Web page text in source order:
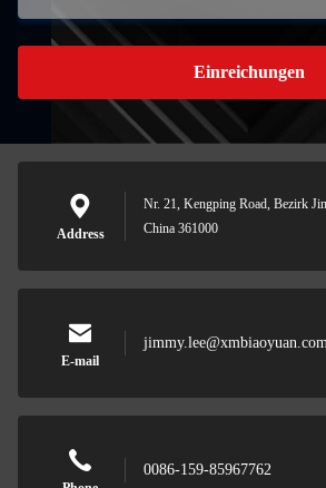
Einreichungen
Address
Nr. 21, Kengping Road, Bezirk
China 361000
E-mail
0086-159-85967762